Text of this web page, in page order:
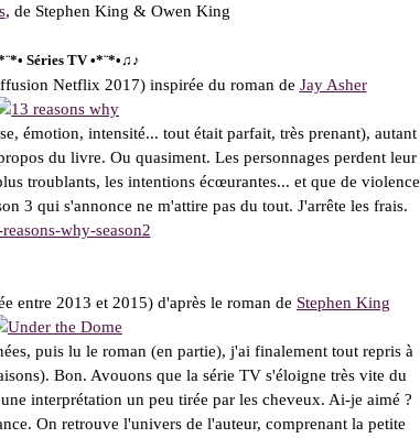
, de Stephen King & Owen King
Séries TV •*¨*•♫♪
Netflix 2017) inspirée du roman de Jay Asher
émotion, intensité... tout était parfait, très prenant), autant
du livre. Ou quasiment. Les personnages perdent leur
troublants, les intentions écœurantes... et que de violence
3 qui s'annonce ne m'attire pas du tout. J'arrête les frais.
entre 2013 et 2015) d'après le roman de Stephen King
puis lu le roman (en partie), j'ai finalement tout repris à
Bon. Avouons que la série TV s'éloigne très vite du
interprétation un peu tirée par les cheveux. Ai-je aimé ?
On retrouve l'univers de l'auteur, comprenant la petite